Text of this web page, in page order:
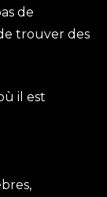
de
trouver des
il est